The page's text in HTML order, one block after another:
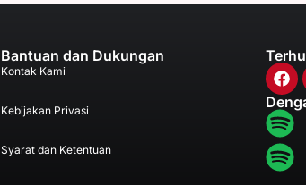
Bantuan dan Dukungan
Kontak Kami
Kebijakan Privasi
Syarat dan Ketentuan